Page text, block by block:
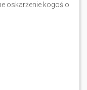
oskarżenie kogoś o